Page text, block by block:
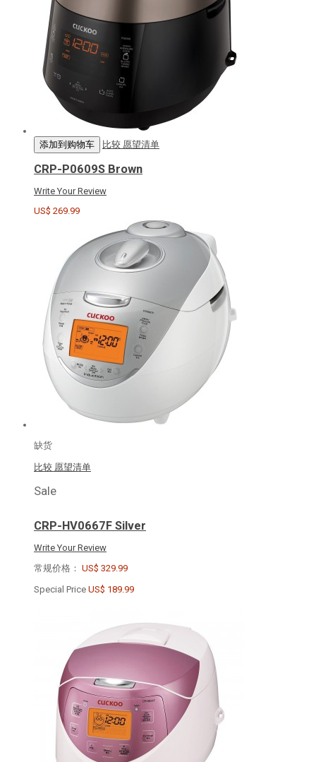
添加到购物车 比较 愿望清单
CRP-P0609S Brown
Write Your Review
US$ 269.99
缺货
比较 愿望清单
Sale
CRP-HV0667F Silver
Write Your Review
常规价格： US$ 329.99
Special Price US$ 189.99